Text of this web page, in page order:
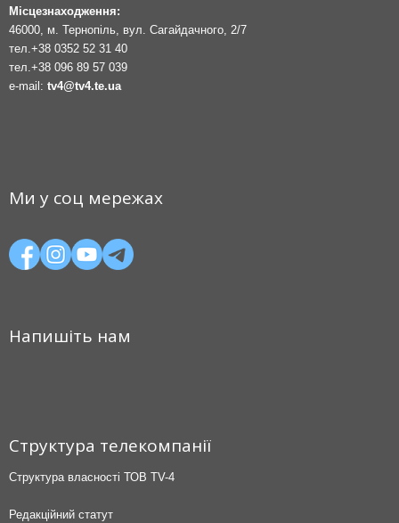
Місцезнаходження:
46000, м. Тернопіль, вул. Сагайдачного, 2/7
тел. +38 0352 52 31 40
тел. +38 096 89 57 039
e-mail: tv4@tv4.te.ua
Ми у соц мережах
Напишіть нам
Структура телекомпанії
Структура власності ТОВ TV-4
Редакційний статут